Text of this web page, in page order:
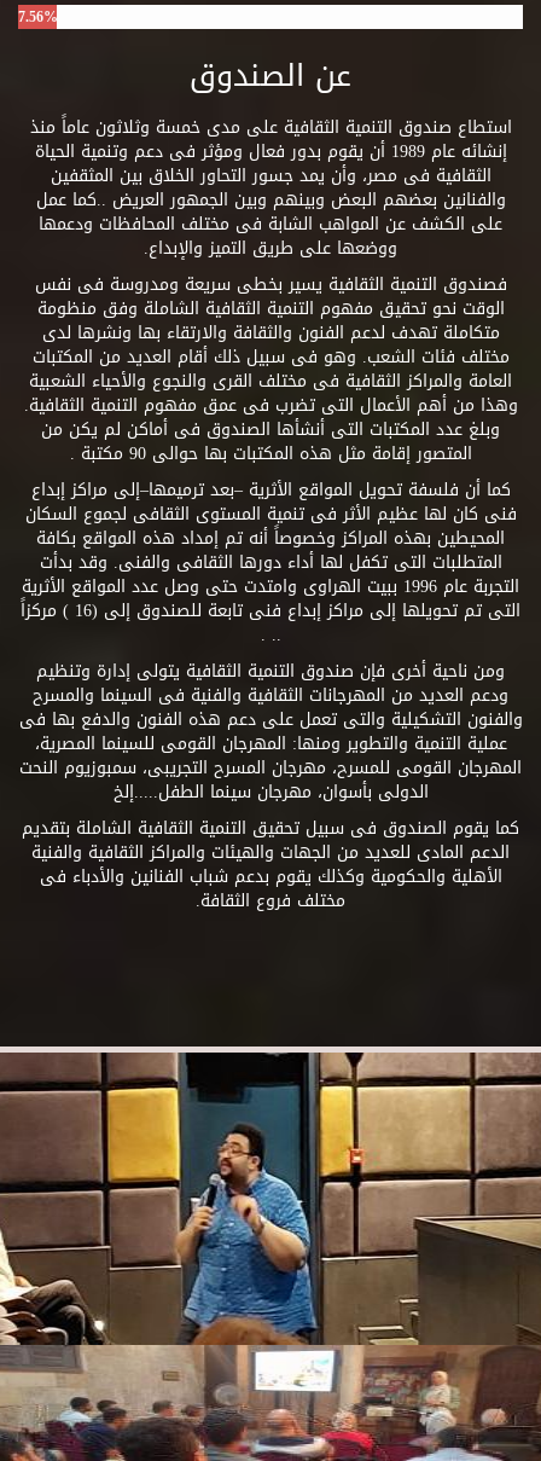
7.56%
عن الصندوق
استطاع صندوق التنمية الثقافية على مدى خمسة وثلاثون عاماً منذ
إنشائه عام 1989 أن يقوم بدور فعال ومؤثر فى دعم وتنمية الحياة
الثقافية فى مصر، وأن يمد جسور التحاور الخلاق بين المثقفين
والفنانين بعضهم البعض وبينهم وبين الجمهور العريض ..كما عمل
على الكشف عن المواهب الشابة فى مختلف المحافظات ودعمها
ووضعها على طريق التميز والإبداع.
فصندوق التنمية الثقافية يسير بخطى سريعة ومدروسة فى نفس
الوقت نحو تحقيق مفهوم التنمية الثقافية الشاملة وفق منظومة
متكاملة تهدف لدعم الفنون والثقافة والارتقاء بها ونشرها لدى
مختلف فئات الشعب. وهو فى سبيل ذلك أقام العديد من المكتبات
العامة والمراكز الثقافية فى مختلف القرى والنجوع والأحياء الشعبية
وهذا من أهم الأعمال التى تضرب فى عمق مفهوم التنمية الثقافية.
وبلغ عدد المكتبات التى أنشأها الصندوق فى أماكن لم يكن من
المتصور إقامة مثل هذه المكتبات بها حوالى 90 مكتبة .
كما أن فلسفة تحويل المواقع الأثرية –بعد ترميمها–إلى مراكز إبداع
فنى كان لها عظيم الأثر فى تنمية المستوى الثقافى لجموع السكان
المحيطين بهذه المراكز وخصوصاً أنه تم إمداد هذه المواقع بكافة
المتطلبات التى تكفل لها أداء دورها الثقافى والفنى. وقد بدأت
التجربة عام 1996 ببيت الهراوى وامتدت حتى وصل عدد المواقع الأثرية
التى تم تحويلها إلى مراكز إبداع فنى تابعة للصندوق إلى (16 ) مركزاً
.. .
ومن ناحية أخرى فإن صندوق التنمية الثقافية يتولى إدارة وتنظيم
ودعم العديد من المهرجانات الثقافية والفنية فى السينما والمسرح
والفنون التشكيلية والتى تعمل على دعم هذه الفنون والدفع بها فى
عملية التنمية والتطوير ومنها: المهرجان القومى للسينما المصرية،
المهرجان القومى للمسرح، مهرجان المسرح التجريبى، سمبوزيوم النحت
الدولى بأسوان، مهرجان سينما الطفل.....إلخ
كما يقوم الصندوق فى سبيل تحقيق التنمية الثقافية الشاملة بتقديم
الدعم المادى للعديد من الجهات والهيئات والمراكز الثقافية والفنية
الأهلية والحكومية وكذلك يقوم بدعم شباب الفنانين والأدباء فى
مختلف فروع الثقافة.